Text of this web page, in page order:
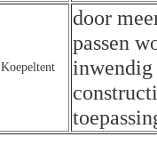
Koepeltent
door
passen